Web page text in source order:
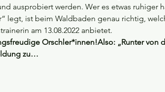
ausprobiert werden. Wer es etwas ruhiger
legt, ist beim Waldbaden genau richtig,
am 13.08.2022 anbietet.
Orschler*innen!Also: „Runter von
zu…